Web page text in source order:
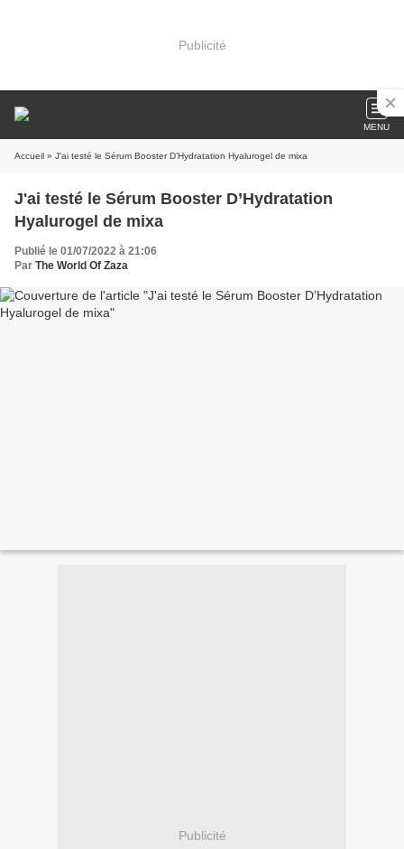
Publicité
MENU
Accueil » J'ai testé le Sérum Booster D’Hydratation Hyalurogel de mixa
J'ai testé le Sérum Booster D’Hydratation
Hyalurogel de mixa
Publié le 01/07/2022 à 21:06
Par The World Of Zaza
Publicité